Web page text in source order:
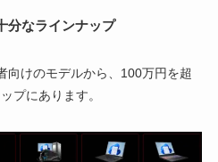
分なラインナップ
向けのモデルから、100万円を超
プにあります。